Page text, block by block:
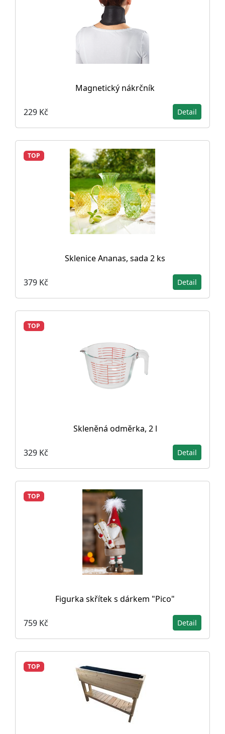
Magnetický nákrčník
229 Kč Detail
TOP
Sklenice Ananas, sada 2 ks
379 Kč Detail
TOP
Skleněná odměrka, 2 l
329 Kč Detail
TOP
Figurka skřítek s dárkem "Pico"
759 Kč Detail
TOP